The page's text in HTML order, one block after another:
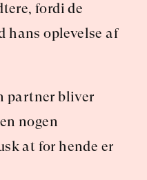
fordi de
hans oplevelse af
partner bliver
nogen
at for hende er